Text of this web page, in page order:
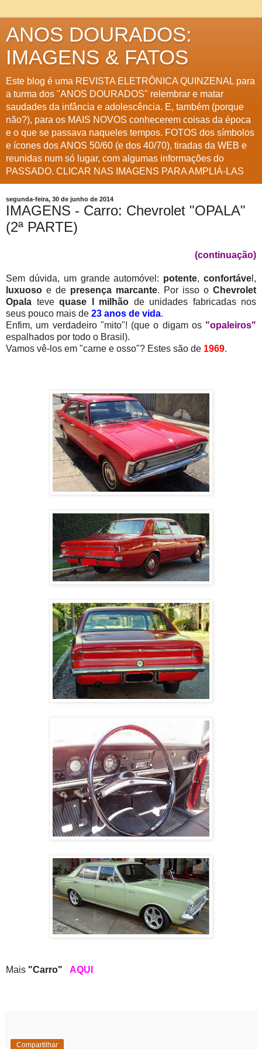
ANOS DOURADOS:
IMAGENS & FATOS
Este blog é uma REVISTA ELETRÔNICA QUINZENAL para
a turma dos "ANOS DOURADOS" relembrar e matar
saudades da infância e adolescência. E, também (porque
não?), para os MAIS NOVOS conhecerem coisas da época
e o que se passava naqueles tempos. FOTOS dos símbolos
e ícones dos ANOS 50/60 (e dos 40/70), tiradas da WEB e
reunidas num só lugar, com algumas informações do
PASSADO. CLICAR NAS IMAGENS PARA AMPLIÁ-LAS
segunda-feira, 30 de junho de 2014
IMAGENS - Carro: Chevrolet "OPALA"
(2ª PARTE)
(continuação)
Sem dúvida, um grande automóvel: potente,confortáve l,
luxuoso e de presença marcante. Por isso o Chevrolet
Opala teve quase l milhão de unidades fabricadas nos
seus pouco mais de 23 anos de vida.
Enfim, um verdadeiro "mito"! (que o digam os "opaleiros"
espalhados por todo o Brasil).
Vamos vê-los em "carne e osso"? Estes são de 1969.
Mais "Carro" AQUI
Compartilhar